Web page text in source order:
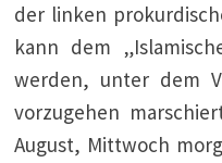
der linken
kann dem
werden, unter dem
vorzugehen
August, Mittwoch